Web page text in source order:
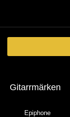
Gitarrmärken
Epiphone